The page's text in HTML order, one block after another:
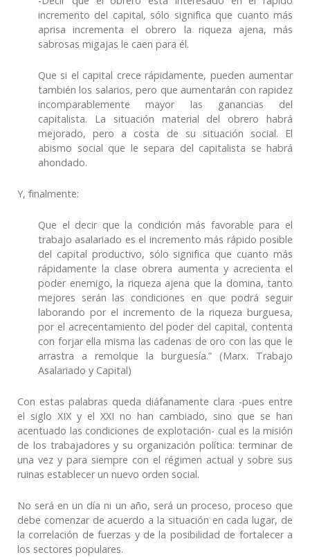
incremento del capital, sólo significa que cuanto más
aprisa incrementa el obrero la riqueza ajena, más
sabrosas migajas le caen para él.
Que si el capital crece rápidamente, pueden aumentar
también los salarios, pero que aumentarán con rapidez
incomparablemente mayor las ganancias del
capitalista. La situación material del obrero habrá
mejorado, pero a costa de su situación social. El
abismo social que le separa del capitalista se habrá
ahondado.
Y, finalmente:
Que el decir que la condición más favorable para el
trabajo asalariado es el incremento más rápido posible
del capital productivo, sólo significa que cuanto más
rápidamente la clase obrera aumenta y acrecienta el
poder enemigo, la riqueza ajena que la domina, tanto
mejores serán las condiciones en que podrá seguir
laborando por el incremento de la riqueza burguesa,
por el acrecentamiento del poder del capital, contenta
con forjar ella misma las cadenas de oro con las que le
arrastra a remolque la burguesía.” (Marx. Trabajo
Asalariado y Capital)
Con estas palabras queda diáfanamente clara -pues entre
el siglo XIX y el XXI no han cambiado, sino que se han
acentuado las condiciones de explotación- cual es la misión
de los trabajadores y su organización política: terminar de
una vez y para siempre con el régimen actual y sobre sus
ruinas establecer un nuevo orden social.
No será en un día ni un año, será un proceso, proceso que
debe comenzar de acuerdo a la situación en cada lugar, de
la correlación de fuerzas y de la posibilidad de fortalecer a
los sectores populares.